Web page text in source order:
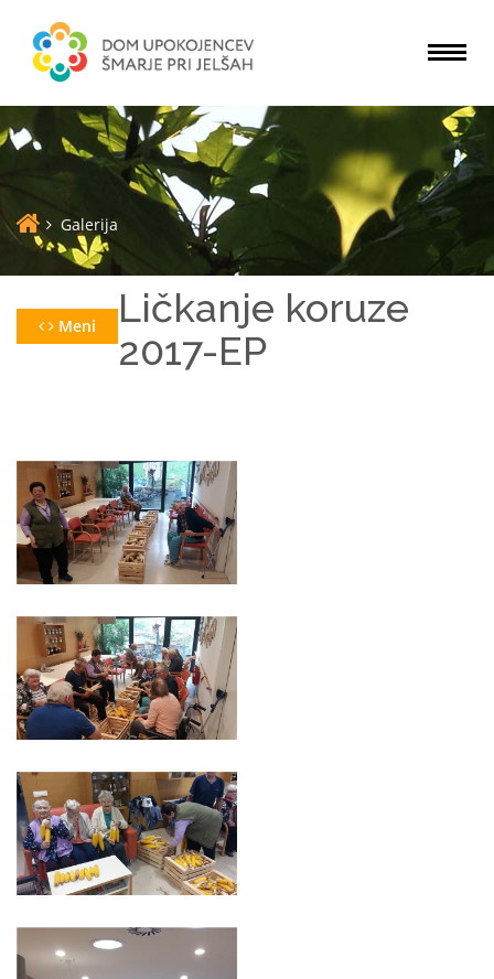
Galerija
Meni
Ličkanje koruze
2017-EP